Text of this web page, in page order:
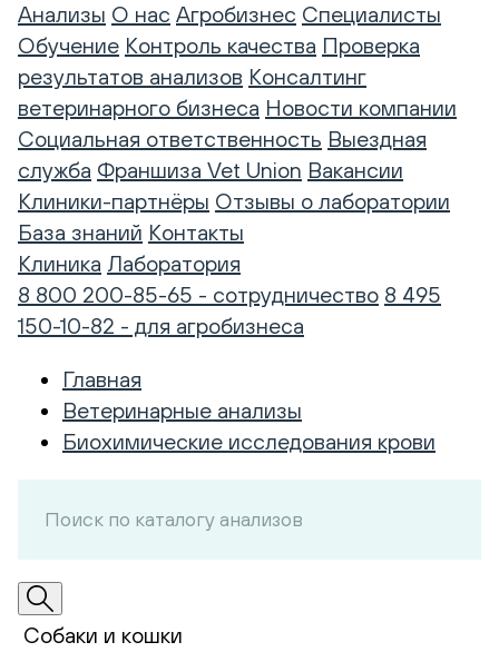
Анализы О нас Агробизнес Специалисты
Обучение Контроль качества Проверка
результатов анализов Консалтинг
ветеринарного бизнеса Новости компании
Социальная ответственность Выездная
служба Франшиза Vet Union Вакансии
Клиники-партнёры Отзывы о лаборатории
База знаний Контакты
Клиника Лаборатория
8 800 200-85-65 - сотрудничество 8 495
150-10-82 - для агробизнеса
Главная
Ветеринарные анализы
Биохимические исследования крови
Собаки и кошки